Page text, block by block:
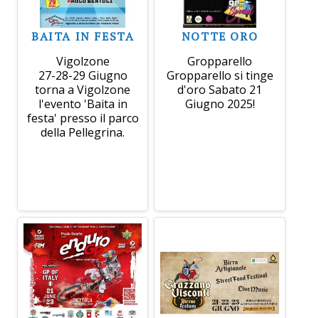
BAITA IN FESTA
Vigolzone
27-28-29 Giugno
torna a Vigolzone
l'evento 'Baita in
festa' presso il parco
della Pellegrina.
NOTTE ORO
Gropparello
Gropparello si tinge
d'oro Sabato 21
Giugno 2025!